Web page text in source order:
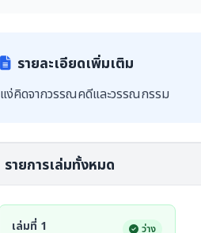
รายละเอียดเพิ่มเติม
แง่คิดจากวรรณคดีและวรรณกรรม
รายการเล่มทั้งหมด
เล่มที่ 1 ว่าง